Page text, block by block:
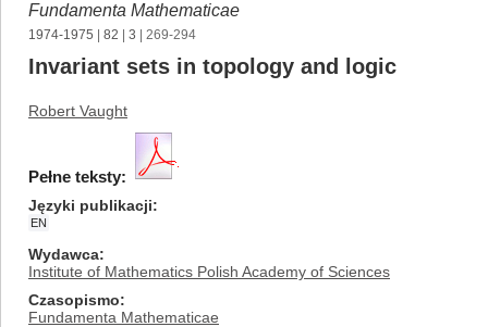
Fundamenta Mathematicae
1974-1975 82 3 | 269-294
Invariant sets in topology and logic
Robert Vaught
Pełne teksty:
Języki publikacji
EN
Wydawca
Institute of Mathematics Polish Academy of Sciences
Czasopismo
Fundamenta Mathematicae